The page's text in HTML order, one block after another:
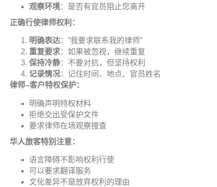
观察环境：是否有官员阻止您离开
正确行使律师权利 ：
明确表达：”我要求联系我的律师”
重复要求：如果被忽视，继续重复
保持冷静：不要对抗，但坚持权利
记录情况：记住时间、地点、官员姓名
律师–客户特权保护：
明确声明特权材料
拒绝交出受保护文件
要求律师在场观察搜查
华人旅客特别注意：
语言障碍不影响权利行使
可以要求翻译服务
文化差异不是放弃权利的理由